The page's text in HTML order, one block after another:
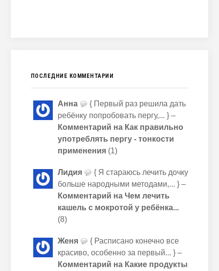
ПОСЛЕДНИЕ КОММЕНТАРИИ
Анна
{ Первый раз решила дать
ребёнку попробовать пергу,... } –
Комментарий на Как правильно
употреблять пергу - тонкости
применения(1)
Лидия
{ Я стараюсь лечить дочку
больше народными методами,... } –
Комментарий на Чем лечить
кашель с мокротой у ребёнка...
(8)
Женя
{ Расписано конечно все
красиво, особенно за первый... } –
Комментарий на Какие продукты